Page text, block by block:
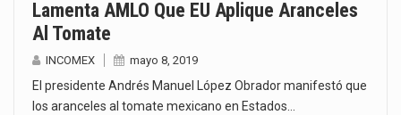
Lamenta AMLO Que EU Aplique Aranceles
Al Tomate
INCOMEX mayo 8, 2019
El presidente Andrés Manuel López Obrador manifestó que
los aranceles al tomate mexicano en Estados…